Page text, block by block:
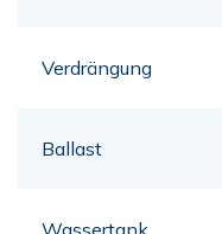
Verdrängung
Ballast
Wassertank